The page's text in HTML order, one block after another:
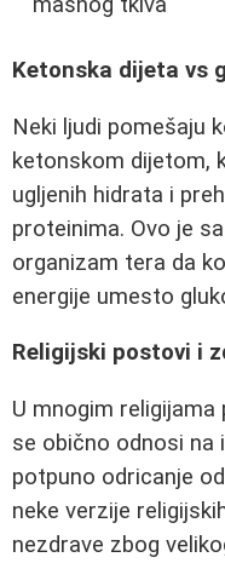
Ketonska dijeta vs
Neki ljudi pomešaju
ketonskom dijetom,
ugljenih hidrata i
proteinima. Ovo je
organizam tera da
energije umesto
Religijski postovi i
U mnogim
se obično odnosi na
potpuno odricanje
neke verzije
nezdrave zbog